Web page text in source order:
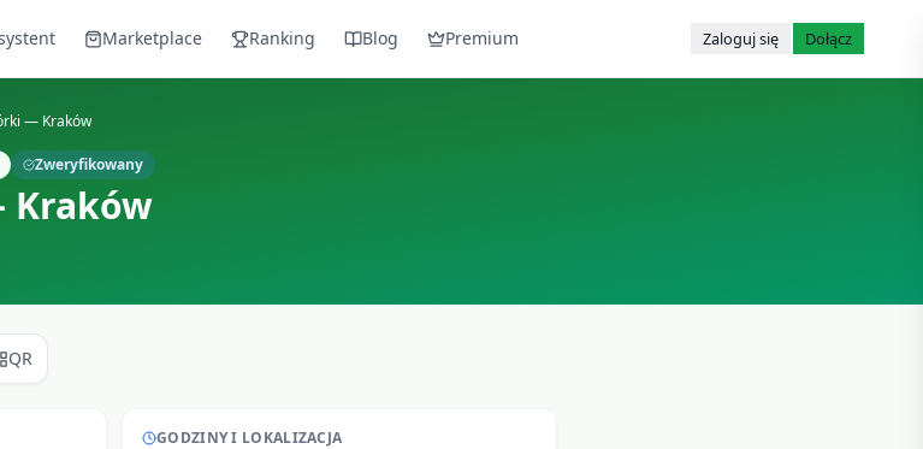
Marketplace Ranking Blog Premium Zaloguj się Dołącz
— Kraków
Zweryfikowany
QR
GODZINY I LOKALIZACJA